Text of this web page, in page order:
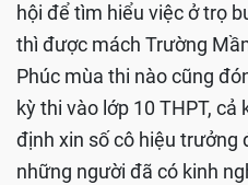
hội để tìm hiểu việc ở trọ
thì được mách Trường
Phúc mùa thi nào cũng
kỳ thi vào lớp 10 THPT, cả
định xin số cô hiệu trưởng
những người đã có kinh